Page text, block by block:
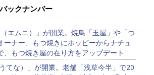
ックナンバー
エムニ）」が開業。焼鳥「玉屋」や「つ
ーナー、もつ焼きにホッピーからナチュ
、もつ焼き屋の在り方をアップデート
てな）」が開業。老舗「浅草今半」で20